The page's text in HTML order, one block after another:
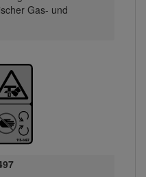
Gas- und